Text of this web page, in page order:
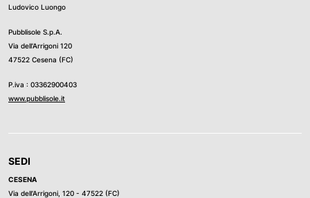
Ludovico Luongo
Pubblisole S.p.A.
Via dell’Arrigoni 120
47522 Cesena (FC)
P.iva : 03362900403
www.pubblisole.it
SEDI
CESENA
Via dell’Arrigoni, 120 - 47522 (FC)